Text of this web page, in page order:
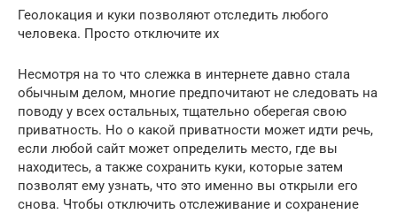
Геолокация и куки позволяют отследить любого
человека. Просто отключите их
Несмотря на то что слежка в интернете давно стала
обычным делом, многие предпочитают не следовать на
поводу у всех остальных, тщательно оберегая свою
приватность. Но о какой приватности может идти речь,
если любой сайт может определить место, где вы
находитесь, а также сохранить куки, которые затем
позволят ему узнать, что это именно вы открыли его
снова. Чтобы отключить отслеживание и сохранение